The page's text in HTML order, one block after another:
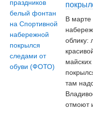
В марте
облику:
там
отмоют